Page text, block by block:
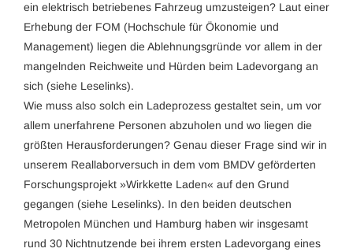
ein elektrisch betriebenes Fahrzeug umzusteigen? Laut einer
Erhebung der FOM (Hochschule für Ökonomie und
Management) liegen die Ablehnungsgründe vor allem in der
mangelnden Reichweite und Hürden beim Ladevorgang an
sich (siehe Leselinks).
Wie muss also solch ein Ladeprozess gestaltet sein, um vor
allem unerfahrene Personen abzuholen und wo liegen die
größten Herausforderungen? Genau dieser Frage sind wir in
unserem Reallaborversuch in dem vom BMDV geförderten
Forschungsprojekt »Wirkkette Laden« auf den Grund
gegangen (siehe Leselinks). In den beiden deutschen
Metropolen München und Hamburg haben wir insgesamt
rund 30 Nichtnutzende bei ihrem ersten Ladevorgang eines